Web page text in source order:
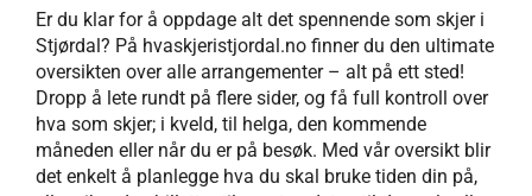
Er du klar for å oppdage alt det spennende som skjer i
Stjørdal? På hvaskjeristjordal.no finner du den ultimate
oversikten over alle arrangementer – alt på ett sted!
Dropp å lete rundt på flere sider, og få full kontroll over
hva som skjer; i kveld, til helga, den kommende
måneden eller når du er på besøk. Med vår oversikt blir
det enkelt å planlegge hva du skal bruke tiden din på,